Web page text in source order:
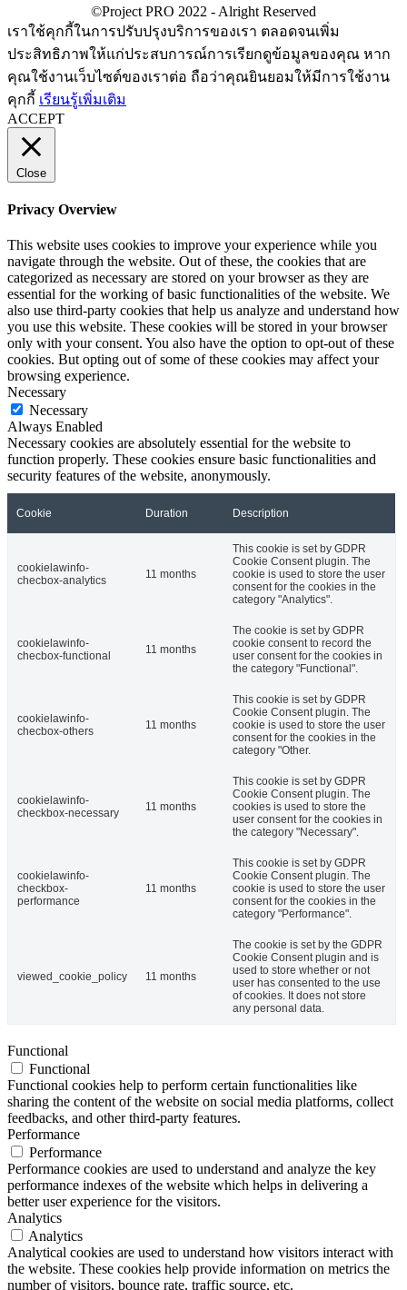
เราใช้คุกกี้ในการปรับปรุงบริการของเรา ตลอดจนเพิ่ม
ประสิทธิภาพให้แก่ประสบการณ์การเรียกดูข้อมูลของคุณ หาก
คุณใช้งานเว็บไซต์ของเราต่อ ถือว่าคุณยินยอมให้มีการใช้งาน
คุกกี้ เรียนรู้เพิ่มเติม
ACCEPT
Close
Privacy Overview
This website uses cookies to improve your experience while you
navigate through the website. Out of these, the cookies that are
categorized as necessary are stored on your browser as they are
essential for the working of basic functionalities of the website. We
also use third-party cookies that help us analyze and understand how
you use this website. These cookies will be stored in your browser
only with your consent. You also have the option to opt-out of these
cookies. But opting out of some of these cookies may affect your
browsing experience.
Necessary
Necessary
Always Enabled
Necessary cookies are absolutely essential for the website to
function properly. These cookies ensure basic functionalities and
security features of the website, anonymously.
Cookie Duration Description
cookielawinfo-
checbox-analytics
11 months
This cookie is set by GDPR
Cookie Consent plugin. The
cookie is used to store the user
consent for the cookies in the
category "Analytics".
cookielawinfo-
checbox-functional
11 months
The cookie is set by GDPR
cookie consent to record the
user consent for the cookies in
the category "Functional".
cookielawinfo-
checbox-others
11 months
This cookie is set by GDPR
Cookie Consent plugin. The
cookie is used to store the user
consent for the cookies in the
category "Other.
cookielawinfo-
checkbox-necessary
11 months
This cookie is set by GDPR
Cookie Consent plugin. The
cookies is used to store the
user consent for the cookies in
the category "Necessary".
cookielawinfo-
checkbox-
performance
11 months
This cookie is set by GDPR
Cookie Consent plugin. The
cookie is used to store the user
consent for the cookies in the
category "Performance".
viewed_cookie_policy 11 months
The cookie is set by the GDPR
Cookie Consent plugin and is
used to store whether or not
user has consented to the use
of cookies. It does not store
any personal data.
Functional
Functional
Functional cookies help to perform certain functionalities like
sharing the content of the website on social media platforms, collect
feedbacks, and other third-party features.
Performance
Performance
Performance cookies are used to understand and analyze the key
performance indexes of the website which helps in delivering a
better user experience for the visitors.
Analytics
Analytics
Analytical cookies are used to understand how visitors interact with
the website. These cookies help provide information on metrics the
number of visitors, bounce rate, traffic source, etc.